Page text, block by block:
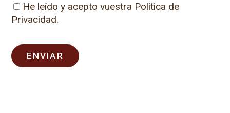
He leído y acepto vuestra Política de
Privacidad.